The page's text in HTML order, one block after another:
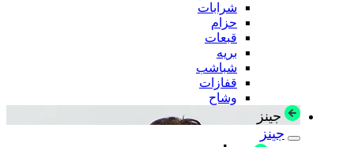
شرابات
حزام
قبعات
بريه
شباشب
قفازات
وشاح
جينز
جينز